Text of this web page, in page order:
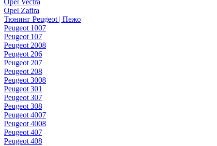
Opel Vectra
Opel Zafira
Тюнинг Peugeot | Пежо
Peugeot 1007
Peugeot 107
Peugeot 2008
Peugeot 206
Peugeot 207
Peugeot 208
Peugeot 3008
Peugeot 301
Peugeot 307
Peugeot 308
Peugeot 4007
Peugeot 4008
Peugeot 407
Peugeot 408